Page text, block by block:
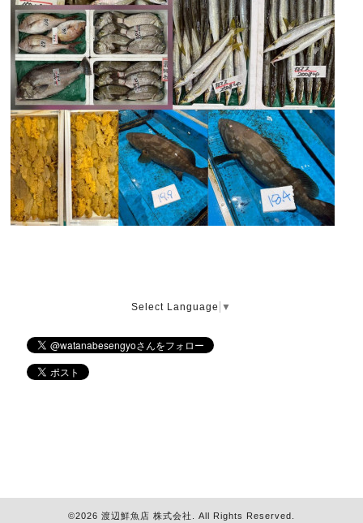
Select Language ▼
©2026 渡辺鮮魚店 株式会社 . All Rights Reserved.